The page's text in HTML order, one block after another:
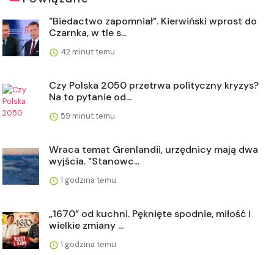
"Biedactwo zapomniał". Kierwiński wprost do
Czarnka, w tle s...
42 minut temu
Czy Polska 2050 przetrwa polityczny kryzys?
Na to pytanie od...
59 minut temu
Wraca temat Grenlandii, urzędnicy mają dwa
wyjścia. "Stanowc...
1 godzina temu
„1670” od kuchni. Pęknięte spodnie, miłość i
wielkie zmiany ...
1 godzina temu